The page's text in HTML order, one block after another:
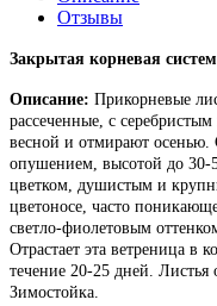
Отзывы
Закрытая корневая
Описание: Прикорневые
рассеченные, с
весной и отмирают осенью.
опушением, высотой до 30-
цветком, душистым и
цветоносе, часто
светло-фиолетовым
Отрастает эта ветреница в
течение 20-25 дней. Листья
Зимостойка.